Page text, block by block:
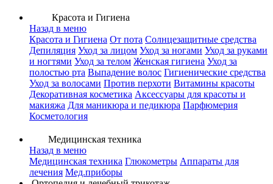
Красота и Гигиена
Назад в меню
Красота и Гигиена От пота Солнцезащитные средства
Депиляция Уход за лицом Уход за ногами Уход за руками
и ногтями Уход за телом Женская гигиена Уход за
полостью рта Выпадение волос Гигиенические средства
Уход за волосами Против перхоти Витамины красоты
Декоративная косметика Аксессуары для красоты и
макияжа Для маникюра и педикюра Парфюмерия
Косметология
Медицинская техника
Назад в меню
Медицинская техника Глюкометры Аппараты для
лечения Мед.приборы